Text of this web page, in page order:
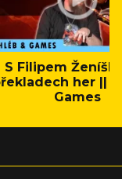
S Filipem
her ||
Games